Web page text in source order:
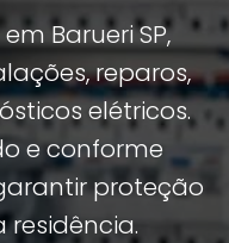
Barueri SP,
reparos,
elétricos.
e conforme
proteção
residência.